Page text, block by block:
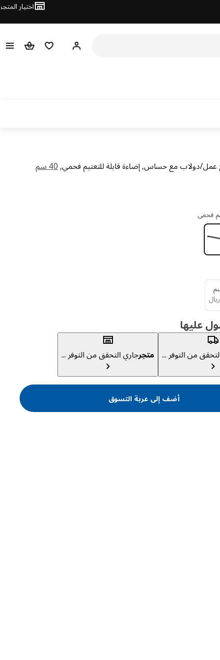
اختيار المتجر
مرحباً! تسجيل الدخول أو
قائمة التسوق
سلة
دولاب مع حساس, إضاءة قابلة للتعتيم فحمي, 40 سم
فحمي
ريال
عليها
من التوفر ... متجرجاري التحقق من التوفر ...
أضف إلى عربة التسوق